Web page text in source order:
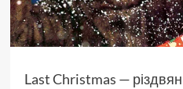
Last Christmas —